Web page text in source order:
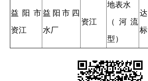
益阳市
资江
益阳市四
水厂
资江
地表水
（河流
型）
达
标